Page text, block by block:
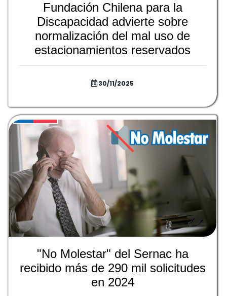
Fundación Chilena para la
Discapacidad advierte sobre
normalización del mal uso de
estacionamientos reservados
30/11/2025
"No Molestar" del Sernac ha
recibido más de 290 mil solicitudes
en 2024